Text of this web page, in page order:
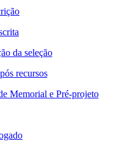
da seleção
recursos
Memorial e Pré-projeto